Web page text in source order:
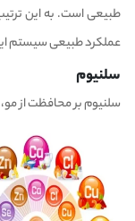
طبیعی است. به این
عملکرد طبیعی سیستم
سلنیوم
سلنیوم بر محافظت از